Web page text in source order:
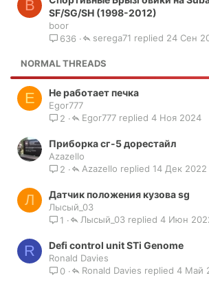
B
SF/SG/SH (1998-2012)
boor
636
24 Сен
serega71
NORMAL THREADS
E Не работает печка
Egor777
2
4 Ноя 2024
Egor777
Приборка сг-5 дорестайл
Azazello
2
14 Дек 2022
Azazello
Л Датчик положения кузова sg
Лысый_03
1
4 Июн
Лысый_03
R Defi control unit STi Genome
Ronald Davies
0
4 Май
Ronald Davies